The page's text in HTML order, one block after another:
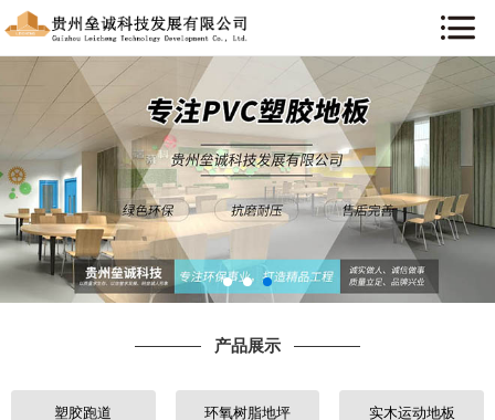
产品展示
塑胶跑道 环氧树脂地坪 实木运动地板
网站首页
关于我们
新闻资讯
产品展示
工程案例